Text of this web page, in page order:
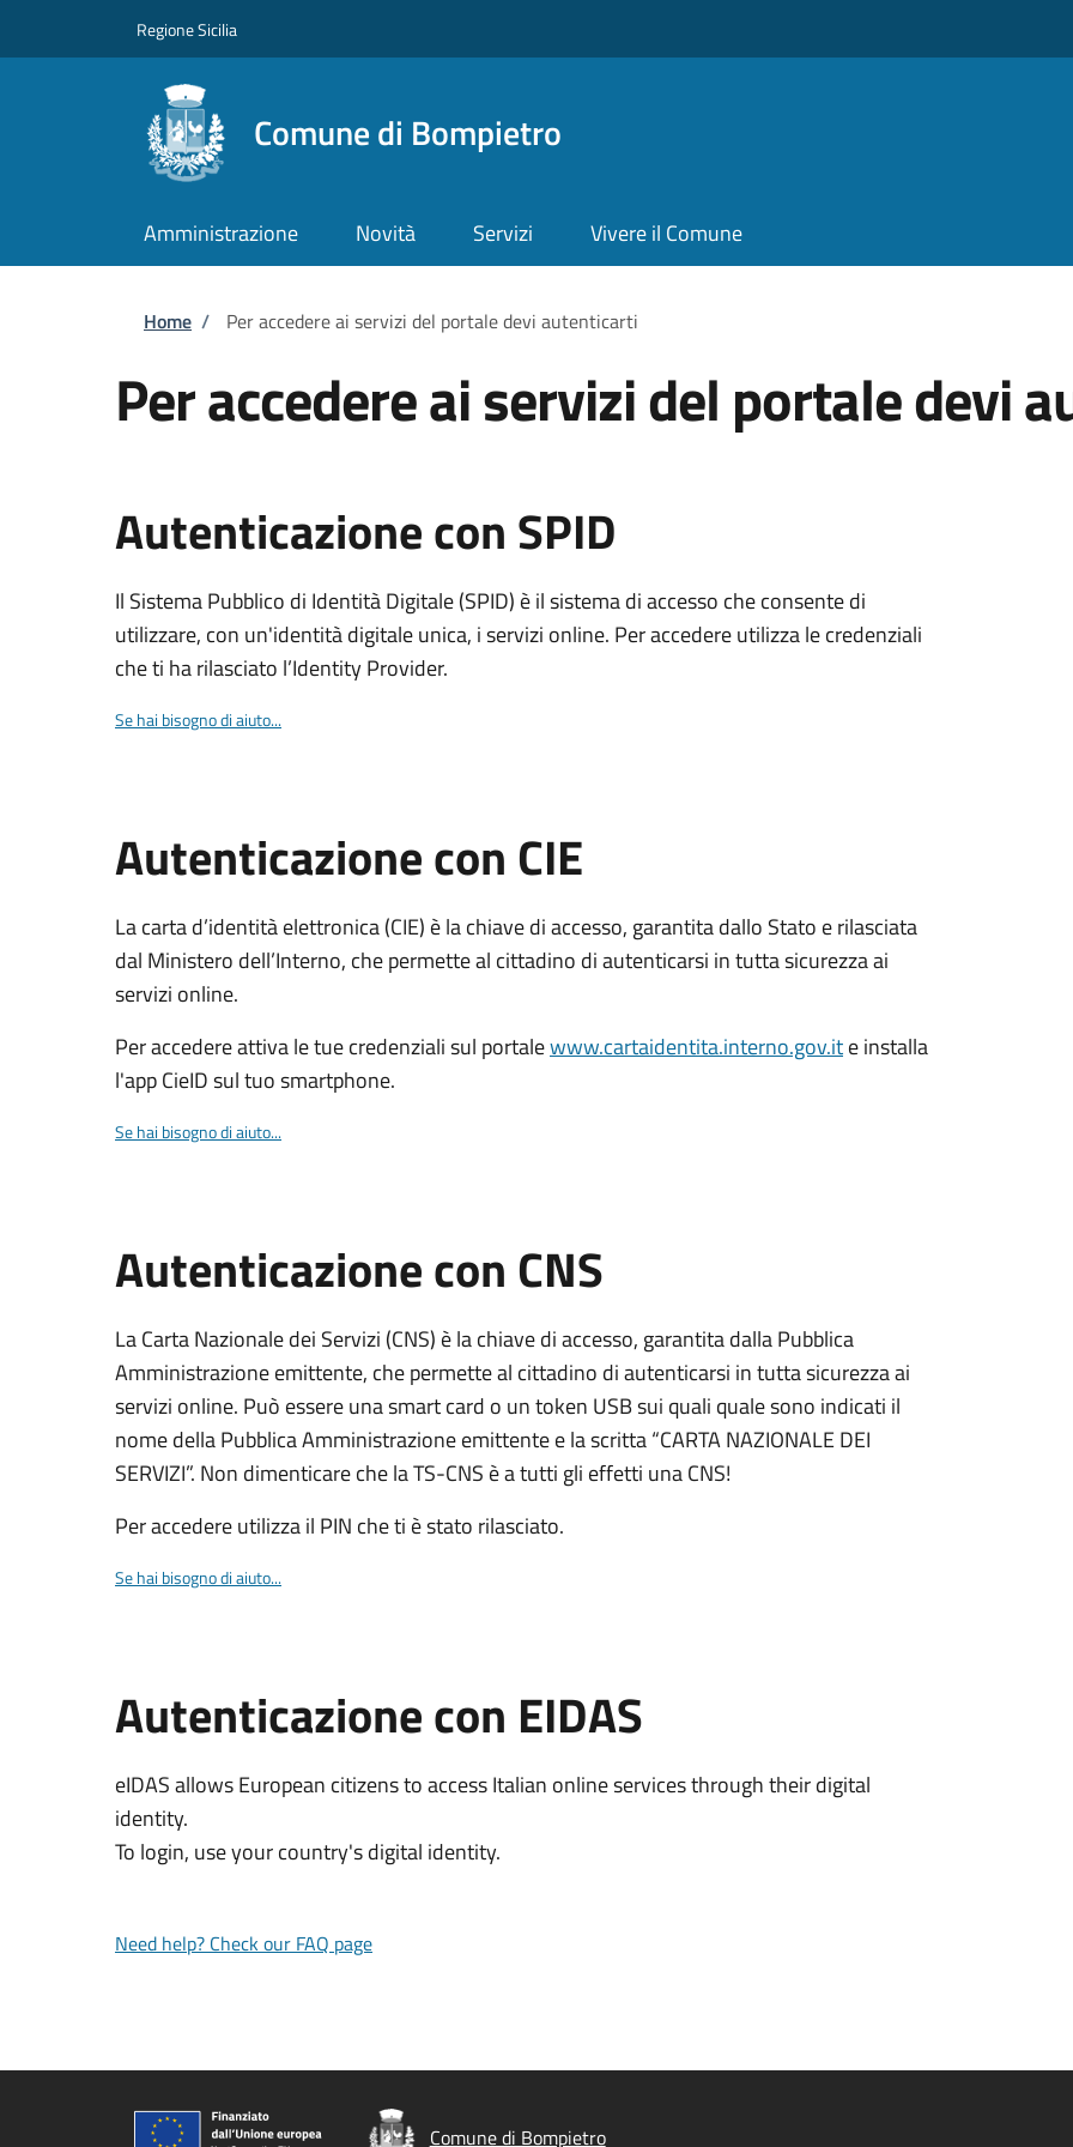
Regione Sicilia
Comune di Bompietro
Amministrazione Novità Servizi Vivere il Comune
Briciole di pane
Home / Per accedere ai servizi del portale devi autenticarti
Per accedere ai servizi del portale devi
Autenticazione con SPID
Il Sistema Pubblico di Identità Digitale (SPID) è il sistema di accesso che consente di
utilizzare, con un'identità digitale unica, i servizi online. Per accedere utilizza le credenziali
che ti ha rilasciato l’Identity Provider.
Se hai bisogno di aiuto...
Autenticazione con CIE
La carta d’identità elettronica (CIE) è la chiave di accesso, garantita dallo Stato e rilasciata
dal Ministero dell’Interno, che permette al cittadino di autenticarsi in tutta sicurezza ai
servizi online.
Per accedere attiva le tue credenziali sul portalewww.cartaidentita.interno.gov.ite installa
l'app CieID sul tuo smartphone.
Se hai bisogno di aiuto...
Autenticazione con CNS
La Carta Nazionale dei Servizi (CNS) è la chiave di accesso, garantita dalla Pubblica
Amministrazione emittente, che permette al cittadino di autenticarsi in tutta sicurezza ai
servizi online. Può essere una smart card o un token USB sui quali quale sono indicati il
nome della Pubblica Amministrazione emittente e la scritta “CARTA NAZIONALE DEI
SERVIZI”. Non dimenticare che la TS-CNS è a tutti gli effetti una CNS!
Per accedere utilizza il PIN che ti è stato rilasciato.
Se hai bisogno di aiuto...
Autenticazione con EIDAS
eIDAS allows European citizens to access Italian online services through their digital
identity.
To login, use your country's digital identity.
Need help? Check our FAQ page
Comune di Bompietro